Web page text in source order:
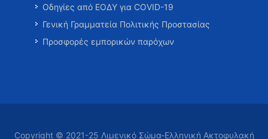
Οδηγίες από ΕΟΔΥ για COVID-19
Γενική Γραμματεία Πολιτικής Προστασίας
Προσφορές εμπορικών παρόχων
Copyright © 2021-25 Λιμενικό Σώμα-Ελληνική Ακτοφυλακή